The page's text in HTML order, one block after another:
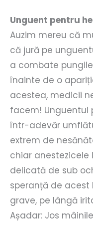
Unguent pentru
Auzim mereu că
că jură pe
a combate
înainte de o
acestea, medicii
facem! Unguentul
într-adevăr
extrem de
chiar anestezicele
delicată de sub
speranță de acest
grave, pe lângă
Așadar: Jos